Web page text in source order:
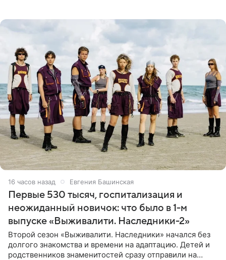
16 часов назад Евгения Башинская
Первые 530 тысяч, госпитализация и
неожиданный новичок: что было в 1-м
выпуске «Выживалити. Наследники-2»
Второй сезон «Выживалити. Наследники» начался без
долгого знакомства и времени на адаптацию. Детей и
родственников знаменитостей сразу отправили на